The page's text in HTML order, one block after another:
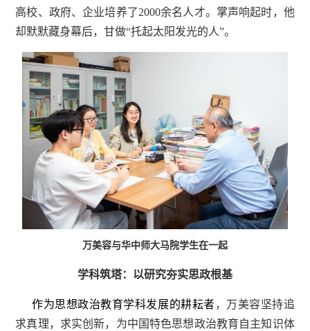
高校、政府、企业培养了2000余名人才。掌声响起时，他
却默默藏身幕后，甘做“托起太阳发光的人”。
万美容与华中师大马院学生在一起
学科筑塔：以研究夯实思政根基
作为思想政治教育学科发展的耕耘者，万美容坚持追
求真理，求实创新，为中国特色思想政治教育自主知识体